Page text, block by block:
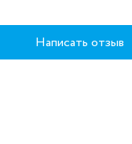
Написать отзыв